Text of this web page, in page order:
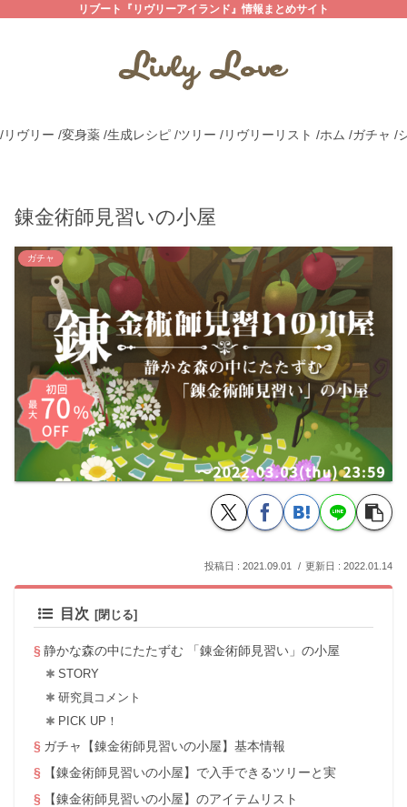
リブート『リヴリーアイランド』情報まとめサイト
/リヴリー /変身薬 /生成レシピ /ツリー /リヴリーリスト /ホム /ガチャ /
錬金術師見習いの小屋
ガチャ
2021.09.01 2022.01.14
目次
静かな森の中にたたずむ 「錬金術師見習い」の小屋
STORY
研究員コメント
PICK UP！
ガチャ【錬金術師見習いの小屋】基本情報
【錬金術師見習いの小屋】で入手できるツリーと実
【錬金術師見習いの小屋】のアイテムリスト